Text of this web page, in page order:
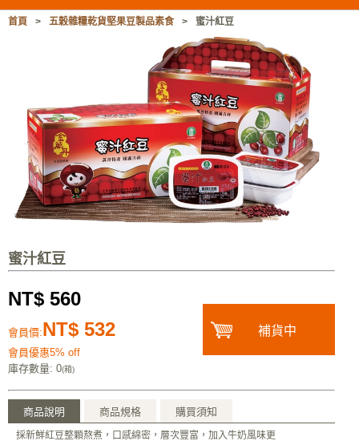
首頁 > 五穀雜糧乾貨堅果豆製品素食 > 蜜汁紅豆
蜜汁紅豆
NT$ 560
會員價:NT$ 532
會員優惠5% off
庫存數量: 0(箱)
補貨中
商品說明 商品規格 購買須知
採新鮮紅豆整顆熬煮，口感綿密，層次豐富，加入牛奶風味更